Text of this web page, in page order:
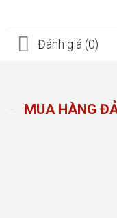
Đánh giá (0)
MUA HÀNG